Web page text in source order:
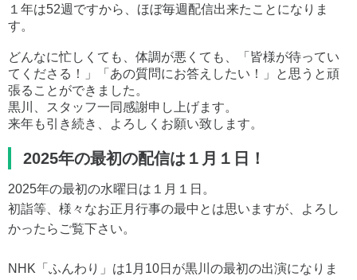
１年は52週ですから、ほぼ毎週配信出来たことになりま
す。
どんなに忙しくても、体調が悪くても、「皆様が待ってい
てくださる！」「あの質問にお答えしたい！」と思うと頑
張ることができました。
黒川、スタッフ一同感謝申し上げます。
来年も引き続き、よろしくお願い致します。
2025年の最初の配信は１月１日！
2025年の最初の水曜日は１月１日。
初詣等、様々なお正月行事の最中とは思いますが、よろし
かったらご覧下さい。
NHK「ふんわり」は1月10日が黒川の最初の出演になりま